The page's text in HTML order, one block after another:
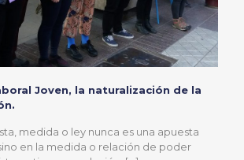
Joven, la naturalización de la
medida o ley nunca es una apuesta
en la medida o relación de poder